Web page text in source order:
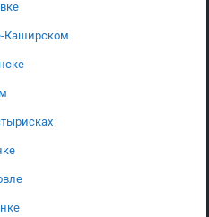
Каширском